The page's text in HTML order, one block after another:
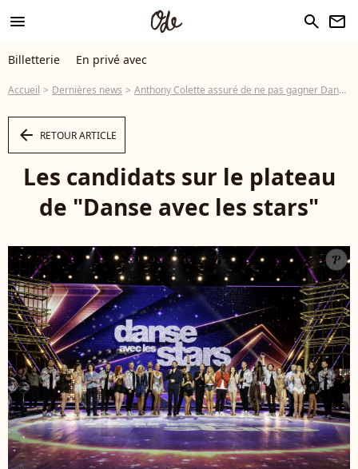
menu search newsletter
Billetterie En privé avec
Accueil Dernières news Anthony Colette assuré de ne pas gagner Danse avec les stars avec Natasha St-Pier : ce que lui a dit la production au tout début de la saison
arrow_left RETOUR ARTICLE
Les candidats sur le plateau
de "Danse avec les stars"